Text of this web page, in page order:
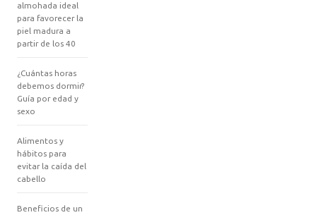
almohada ideal
para favorecer la
piel madura a
partir de los 40
¿Cuántas horas
debemos dormir?
Guía por edad y
sexo
Alimentos y
hábitos para
evitar la caída del
cabello
Beneficios de un